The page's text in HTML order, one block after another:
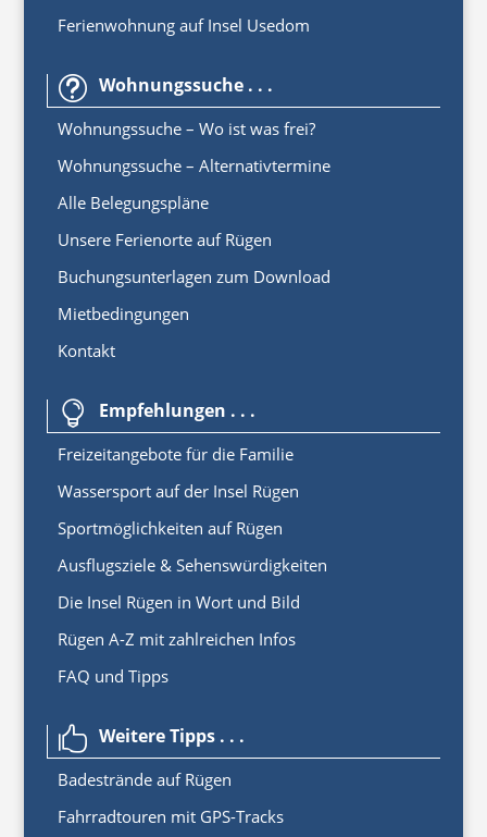
Ferienwohnung auf Insel Usedom
t Wohnungssuche . . .
Wohnungssuche – Wo ist was frei?
Wohnungssuche – Alternativtermine
Alle Belegungspläne
Unsere Ferienorte auf Rügen
Buchungsunterlagen zum Download
Mietbedingungen
Kontakt
 Empfehlungen . . .
Freizeitangebote für die Familie
Wassersport auf der Insel Rügen
Sportmöglichkeiten auf Rügen
Ausflugsziele & Sehenswürdigkeiten
Die Insel Rügen in Wort und Bild
Rügen A-Z mit zahlreichen Infos
FAQ und Tipps
 Weitere Tipps . . .
Badestrände auf Rügen
Fahrradtouren mit GPS-Tracks